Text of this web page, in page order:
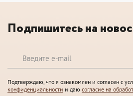
Подпишитесь на
Подтверждаю, что я ознакомлен и согласен с
конфиденциальности и даю согласие на